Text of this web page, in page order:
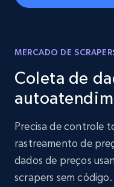
MERCADO DE
Coleta de
Precisa de controle
rastreamento de
dados de preços
scrapers sem